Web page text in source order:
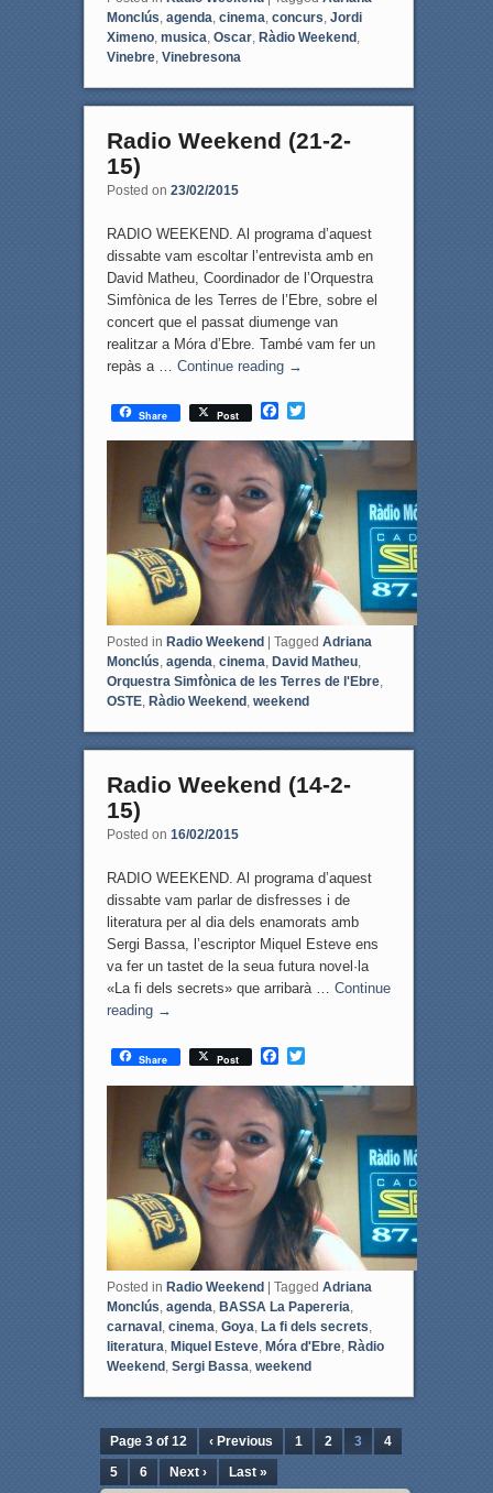
Monclús, agenda, cinema, concurs, Jordi
Ximeno, musica, Oscar, Ràdio Weekend ,
Vinebre, Vinebresona
Radio Weekend (21-2-
15)
Posted on 23/02/2015
RADIO WEEKEND. Al programa d’aquest
dissabte vam escoltar l’entrevista amb en
David Matheu, Coordinador de l’Orquestra
Simfònica de les Terres de l’Ebre, sobre el
concert que el passat diumenge van
realitzar a Móra d’Ebre. També vam fer un
repàs a … Continue reading →
Share Post
F
c
e
b
o
o
k
T
i
t
t
e
r
Posted in Radio Weekend Tagged Adriana
Monclús, agenda, cinema, David Matheu,
Orquestra Simfònica de les Terres de l'Ebre,
OSTE, Ràdio Weekend , weekend
Radio Weekend (14-2-
15)
Posted on 16/02/2015
RADIO WEEKEND. Al programa d’aquest
dissabte vam parlar de disfresses i de
literatura per al dia dels enamorats amb
Sergi Bassa, l’escriptor Miquel Esteve ens
va fer un tastet de la seua futura novel·la
«La fi dels secrets» que arribarà … Continue
reading →
Share Post
F
c
e
b
o
o
k
T
i
t
t
e
r
Posted in Radio Weekend | Tagged Adriana
Monclús agenda BASSA La Papereria
carnaval, cinema Goya La fi dels secrets
literatura Miquel Esteve, Móra d'Ebre, Ràdio
Weekend, Sergi Bassa weekend
Page 3 of 12 ‹ Previous 1 2 3
4
5
6 Next › Last »